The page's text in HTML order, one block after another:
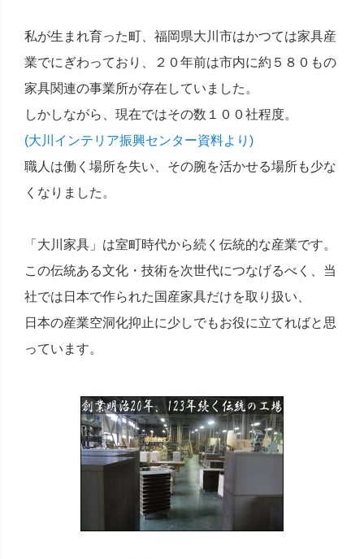
私が生まれ育った町、福岡県大川市はかつては家具産
業でにぎわっており、２０年前は市内に約５８０もの
家具関連の事業所が存在していました。
しかしながら、現在ではその数１００社程度。
(大川インテリア振興センター資料より)
職人は働く場所を失い、その腕を活かせる場所も少な
くなりました。
「大川家具」は室町時代から続く伝統的な産業です。
この伝統ある文化・技術を次世代につなげるべく、当
社では日本で作られた国産家具だけを取り扱い、
日本の産業空洞化抑止に少しでもお役に立てればと思
っています。